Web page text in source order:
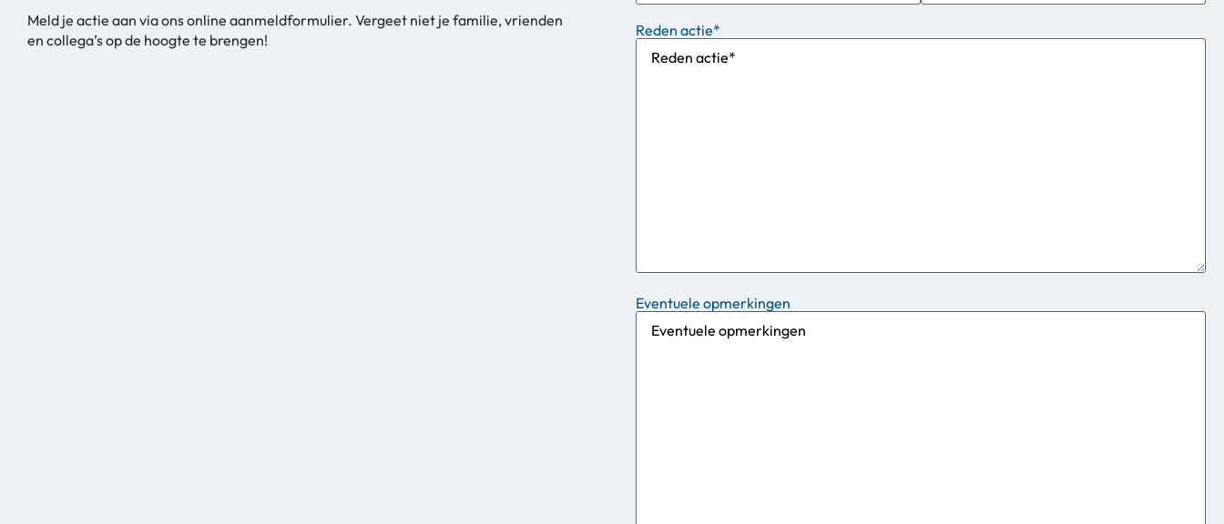
Meld je actie aan via ons online aanmeldformulier. Vergeet niet je familie, vrienden
en collega’s op de hoogte te brengen!
Reden actie*
Eventuele opmerkingen